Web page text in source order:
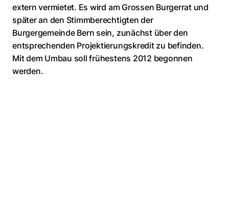
extern vermietet. Es wird am Grossen Burgerrat und
später an den Stimmberechtigten der
Burgergemeinde Bern sein, zunächst über den
entsprechenden Projektierungskredit zu befinden.
Mit dem Umbau soll frühestens 2012 begonnen
werden.